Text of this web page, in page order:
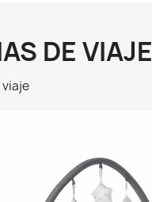
DE VIAJE
viaje